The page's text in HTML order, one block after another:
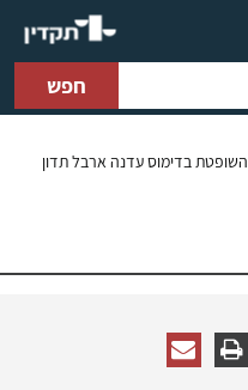
חפש
בדימוס עדנה ארבל תדון